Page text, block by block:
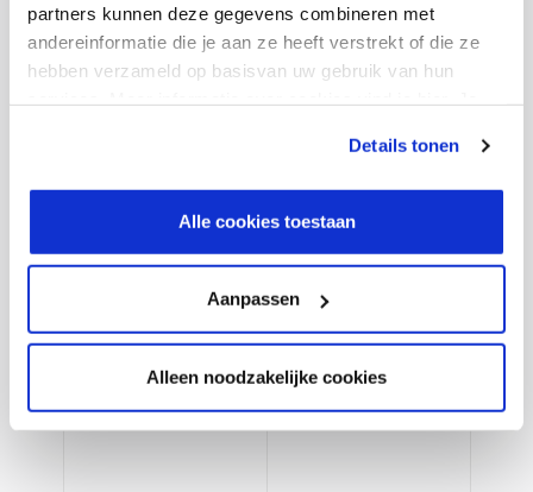
partners kunnen deze gegevens combineren met
andereinformatie die je aan ze heeft verstrekt of die ze
hebben verzameld op basisvan uw gebruik van hun
aanpassen via de CO-knop linksonder. Lees meer over
hoe wij jouw gegevensverwerken in onze privacy- en
Details tonen
Alle cookies toestaan
Aanpassen
Alleen noodzakelijke cookies
niet mogelijk om een uitspraak te doen over de
winstverwachting voor het boekjaar 2020. De
maatregelen die we eerder hebben aangekondigd
naar de aanpassingen van ons business model en onze
manier van werken voor de periode waarin de
overheidsmaatregelen zullen worden
afgebouwd. Momenteel merken we dat er bij onze
klanten door de uitbraak van het COVID-19 virus en de
terughoudendheid optreedt ten aanzien van nieuwe
omvangrijke IT-investeringen.”